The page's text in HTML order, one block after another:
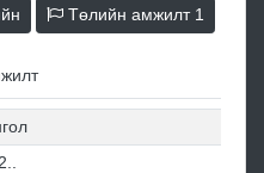
Төлийн амжилт 1